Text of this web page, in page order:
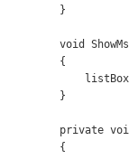
}
void
{
}
private void
{